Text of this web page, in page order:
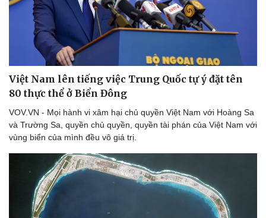
Thể thao
Bóng đá
Lịch thi đấu bóng đá
Thế giới thể thao
eSports
Hậu trường
Ô tô
Xe máy
Việt Nam lên tiếng việc Trung Quốc tự ý đặt tên
80 thực thể ở Biển Đông
VOV.VN - Mọi hành vi xâm hại chủ quyền Việt Nam với Hoàng Sa
và Trường Sa, quyền chủ quyền, quyền tài phán của Việt Nam với
vùng biển của mình đều vô giá trị.